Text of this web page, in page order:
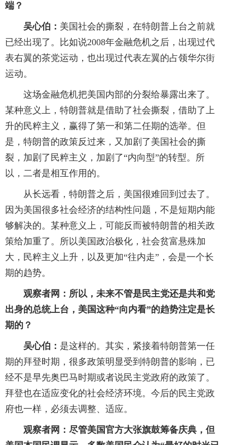
端？
吴心伯： 美国社会的撕裂，在特朗普上台之前就
已经出现了。比如说2008年金融危机之后，出现过代
表右翼的茶党运动，也出现过代表左翼的占领华尔街
运动。
这场金融危机把美国内部的分裂给暴露出来了。
某种意义上，特朗普就是借助了社会撕裂，借助了上
升的民粹主义，赢得了第一和第二任期的选举。但
是，特朗普的政策反过来，又加剧了美国社会的撕
裂，加剧了民粹主义，加剧了“内向型”的转型。所
以，二者是相互作用的。
从长远看，特朗普之后，美国很难回到过去了。
因为美国很多社会经济的结构性问题，不是短期内能
够解决的。某种意义上，可能反而被特朗普的相关政
策给加重了。所以美国政治极化，社会贫富悬殊加
大，民粹主义上升，以及更加“往内走”，会是一个长
期的趋势。
观察者网：所以，未来不管是民主党还是共和党
出身的总统上台，美国这种“向内看”的趋势注定是长
期的？
吴心伯： 是这样的。其实，紧接着特朗普第一任
期的拜登时期，很多政策明显受到特朗普的影响，已
经不是早先奥巴马时期或者说民主党政府的政策了。
拜登也在适应变化的社会经济环境。今后的民主党政
府也一样，必须去调整、适应。
观察者网：尽管美国官方大张旗鼓筹备庆典，但